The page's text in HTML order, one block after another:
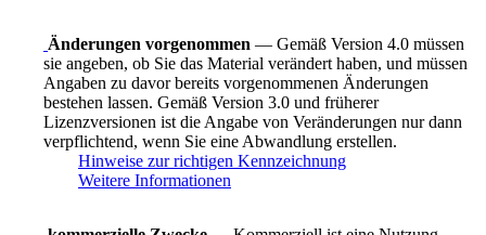
Änderungen vorgenommen — Gemäß Version 4.0 müssen
sie angeben, ob Sie das Material verändert haben, und müssen
Angaben zu davor bereits vorgenommenen Änderungen
bestehen lassen. Gemäß Version 3.0 und früherer
Lizenzversionen ist die Angabe von Veränderungen nur dann
verpflichtend, wenn Sie eine Abwandlung erstellen.
Hinweise zur richtigen Kennzeichnung
Weitere Informationen